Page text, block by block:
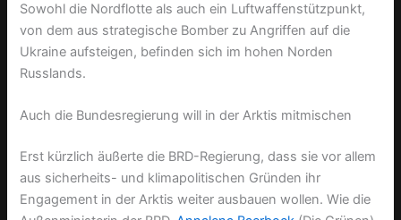
Sowohl die Nordflotte als auch ein Luftwaffenstützpunkt,
von dem aus strategische Bomber zu Angriffen auf die
Ukraine aufsteigen, befinden sich im hohen Norden
Russlands.
Auch die Bundesregierung will in der Arktis mitmischen
Erst kürzlich äußerte die BRD-Regierung, dass sie vor allem
aus sicherheits- und klimapolitischen Gründen ihr
Engagement in der Arktis weiter ausbauen wollen. Wie die